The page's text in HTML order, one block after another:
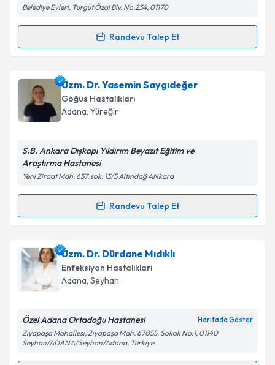
Kişisel verilerimin işlenmesine ilişkinAydınlatma
kapsamda işlenmesini kabul ediyorum.
Takvim Talebini Gönder
Belediye Evleri, Turgut Özal Blv. No:234, 01170
Randevu Talep Et
Randevu Takvimi Talebi
Prof. Dr. Emine Kocabaşiçin randevu takvimi talebi
oluşturun. Size bu uzmandan randevu almanız için bir
takvim hazırlandığında e-posta ile bilgilendireceğiz.
Kişisel verilerimin işlenmesine ilişkinAydınlatma
'ni okudum ve kişisel verilerimin belirtilen
kapsamda işlenmesini kabul ediyorum.
Takvim Talebini Gönder
Uzm. Dr. Yasemin Saygıdeğer
Göğüs Hastalıkları
Adana, Yüreğir
S.B. Ankara Dışkapı Yıldırım Beyazıt Eğitim ve
Araştırma Hastanesi
Yeni Ziraat Mah. 657. sok. 13/5 Altındağ ANkara
Randevu Talep Et
Randevu Takvimi Talebi
Uzm. Dr. Yasemin Saygıdeğeriçin randevu takvimi
talebi oluşturun. Size bu uzmandan randevu almanız
için bir takvim hazırlandığında e-posta ile
bilgilendireceğiz.
Uzm. Dr. Dürdane Mıdıklı
Enfeksiyon Hastalıkları
Adana, Seyhan
Özel Adana Ortadoğu Hastanesi Haritada Göster
Ziyapaşa Mahallesi, Ziyapaşa Mah. 67055. Sokak No:1, 01140
Seyhan/ADANA/Seyhan/Adana, Türkiye